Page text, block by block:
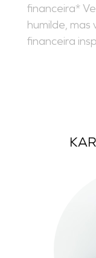
financeira*
humilde, mas
financeira